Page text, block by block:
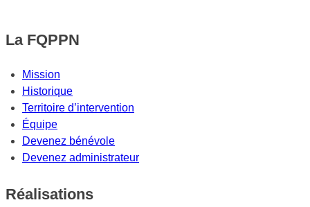
La FQPPN
Mission
Historique
Territoire d’intervention
Équipe
Devenez bénévole
Devenez administrateur
Réalisations